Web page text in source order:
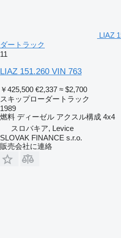
LIAZ
ダートラック
11
LIAZ 151.260 VIN 763
￥425,500 €2,337 ≈ $2,700
スキップローダートラック
1989
燃料 ディーゼル アクスル構成 4x4
スロバキア, Levice
SLOVAK FINANCE s.r.o.
販売会社に連絡